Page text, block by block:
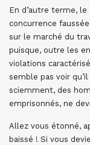
En d’autre terme,
concurrence
sur le marché du
puisque, outre les
violations
semble pas voir
sciemment, des
emprisonnés, ne
Allez vous étonné,
baissé ! Si vous